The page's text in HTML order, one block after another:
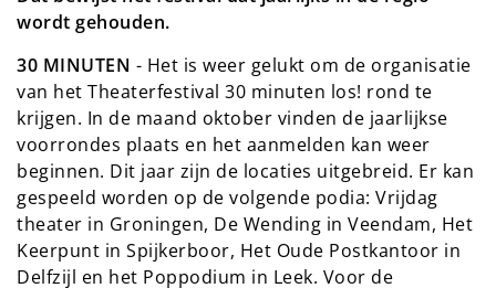
wordt gehouden.
30 MINUTEN - Het is weer gelukt om de organisatie
van het Theaterfestival 30 minuten los! rond te
krijgen. In de maand oktober vinden de jaarlijkse
voorrondes plaats en het aanmelden kan weer
beginnen. Dit jaar zijn de locaties uitgebreid. Er kan
gespeeld worden op de volgende podia: Vrijdag
theater in Groningen, De Wending in Veendam, Het
Keerpunt in Spijkerboor, Het Oude Postkantoor in
Delfzijl en het Poppodium in Leek. Voor de